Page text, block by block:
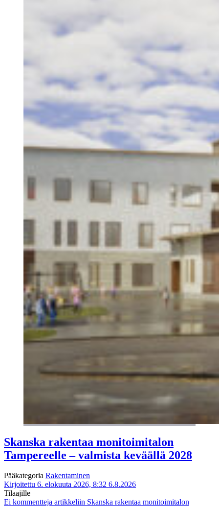
Skanska rakentaa monitoimitalon
Tampereelle – valmista keväällä 2028
Pääkategoria Rakentaminen
Kirjoitettu 6. elokuuta 2026, 8:32 6.8.2026
Tilaajille
Ei kommentteja artikkeliin Skanska rakentaa monitoimitalon